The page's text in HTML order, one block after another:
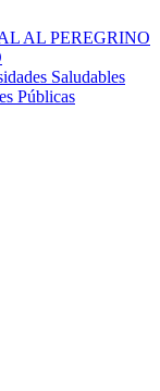
AL PEREGRINO
Saludables
Públicas